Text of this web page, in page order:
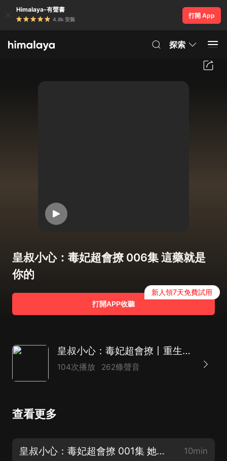
Himalaya-有聲書
4.8k 安裝
打開 App
探索
皇叔小心：毒妃超會撩 006集 這藥就是
你的
打開APP收聽
新人領7天免費試用
皇叔小心：毒妃超會撩丨重生復仇丨嫡女有毒丨高甜不虐
104次播放 262條聲音
查看更多
皇叔小心：毒妃超會撩 001集 她是屬狗的嗎？ 10min